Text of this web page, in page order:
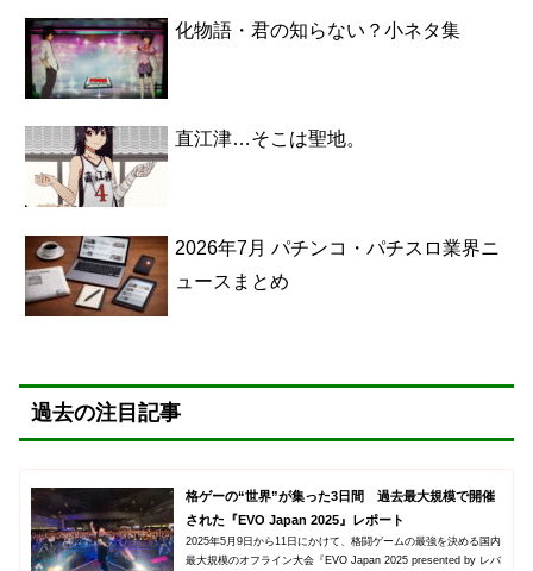
化物語・君の知らない？小ネタ集
直江津…そこは聖地。
2026年7月 パチンコ・パチスロ業界ニ
ュースまとめ
過去の注目記事
格ゲーの“世界”が集った3日間 過去最大規模で開催
された『EVO Japan 2025』レポート
2025年5月9日から11日にかけて、格闘ゲームの最強を決める国内
最大規模のオフライン大会『EVO Japan 2025 presented by レバ